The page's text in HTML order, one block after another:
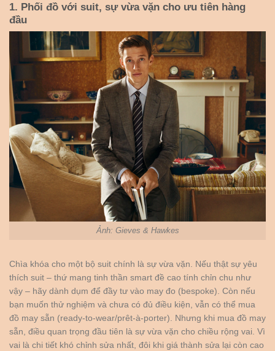
1. Phối đồ với suit, sự vừa vặn cho ưu tiên hàng
đầu
Ảnh: Gieves & Hawkes
Chìa khóa cho một bộ suit chính là sự vừa vặn. Nếu thật sự yêu
thích suit – thứ mang tinh thần smart đề cao tính chỉn chu như
vậy – hãy dành dụm để đầy tư vào may đo (bespoke). Còn nếu
bạn muốn thử nghiệm và chưa có đủ điều kiện, vẫn có thể mua
đồ may sẵn (ready-to-wear/prêt-à-porter). Nhưng khi mua đồ may
sẵn, điều quan trọng đầu tiên là sự vừa vặn cho chiều rộng vai. Vì
vai là chi tiết khó chỉnh sửa nhất, đôi khi giá thành sửa lại còn cao